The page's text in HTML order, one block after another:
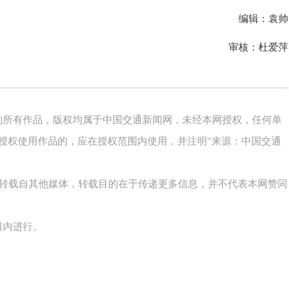
编辑：袁帅
审核：杜爱萍
有作品，版权均属于中国交通新闻网，未经本网授权，任何单
使用作品的，应在授权范围内使用，并注明“来源：中国交通
自其他媒体，转载目的在于传递更多信息，并不代表本网赞同
进行。